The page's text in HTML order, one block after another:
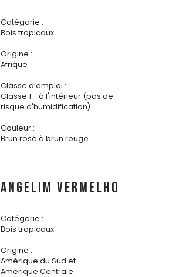
Catégorie :
Bois tropicaux
Origine :
Afrique
Classe d’emploi :
Classe 1 - à l'intérieur (pas de
risque d'humidification)
Couleur :
Brun rosé à brun rouge.
ANGELIM VERMELHO
Catégorie :
Bois tropicaux
Origine :
Amérique du Sud et
Amérique Centrale